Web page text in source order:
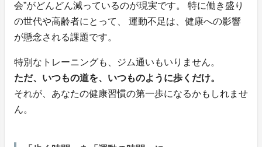
会”がどんどん減っているのが現実です。 特に働き盛り
の世代や高齢者にとって、 運動不足は、健康への影響
が懸念される課題です。
特別なトレーニングも、ジム通いもいりません。
ただ、いつもの道を、いつものように歩くだけ。
それが、あなたの健康習慣の第一歩になるかもしれませ
ん。